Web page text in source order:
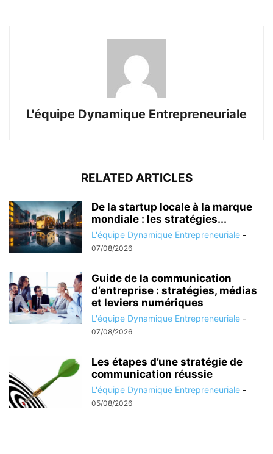
L'équipe Dynamique Entrepreneuriale
RELATED ARTICLES
De la startup locale à la marque
mondiale : les stratégies...
L'équipe Dynamique Entrepreneuriale -
07/08/2026
Guide de la communication
d’entreprise : stratégies, médias
et leviers numériques
L'équipe Dynamique Entrepreneuriale -
07/08/2026
Les étapes d’une stratégie de
communication réussie
L'équipe Dynamique Entrepreneuriale -
05/08/2026